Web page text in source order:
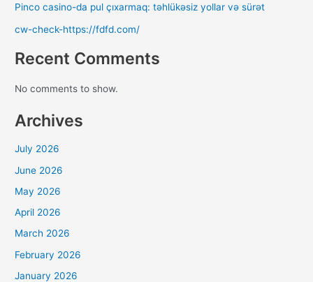
Pinco casino-da pul çıxarmaq: təhlükəsiz yollar və sürət
cw-check-https://fdfd.com/
Recent Comments
No comments to show.
Archives
July 2026
June 2026
May 2026
April 2026
March 2026
February 2026
January 2026